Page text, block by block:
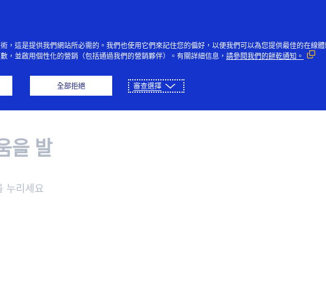
個人 企業 創新者 大眾
English 繁體中文 简体中文
을 발
누리세요
，這是提供我們網站所必需的。我們也使用它們來記住您的偏好，以便我們可以為您提供最佳的在線
，並啟用個性化的營銷（包括通過我們的營銷夥伴）。有關詳細信息， 請參閱我們的餅乾通知。
全部拒絕 審查選擇